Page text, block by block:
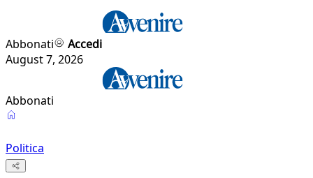
Abbonati
Accedi
August 7, 2026
Abbonati
Politica